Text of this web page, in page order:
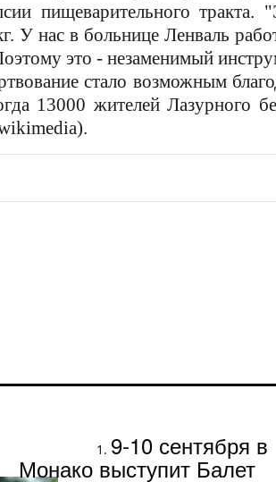
пищеварительного тракта.
У нас в больнице Ленваль
это - незаменимый
стало возможным
13000 жителей Лазурного
9-10 сентября в
Монако выступит Балет